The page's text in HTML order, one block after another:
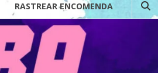
RASTREAR ENCOMENDA